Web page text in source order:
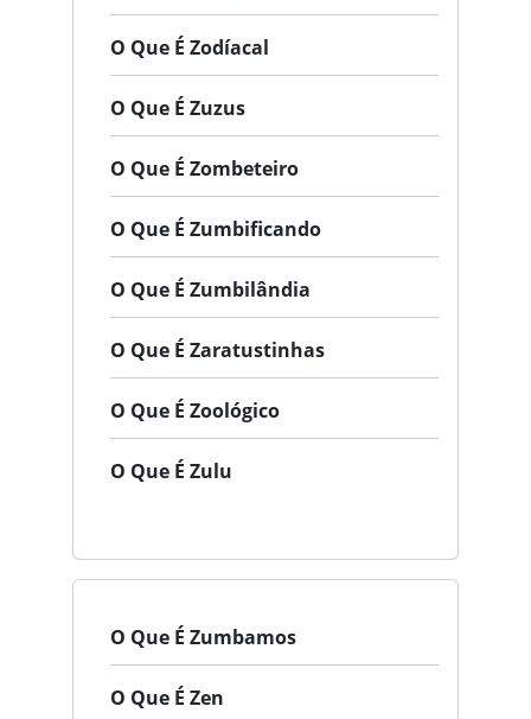
O Que É Zodíacal
O Que É Zuzus
O Que É Zombeteiro
O Que É Zumbificando
O Que É Zumbilândia
O Que É Zaratustinhas
O Que É Zoológico
O Que É Zulu
O Que É Zumbamos
O Que É Zen